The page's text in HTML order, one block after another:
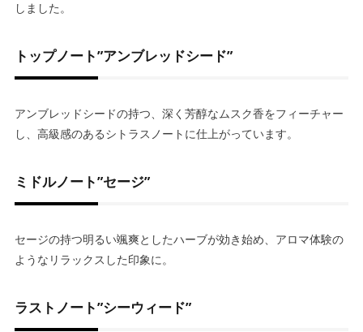
しました。
トップノート”アンブレッドシード”
アンブレッドシードの持つ、深く芳醇なムスク香をフィーチャー
し、高級感のあるシトラスノートに仕上がっています。
ミドルノート”セージ”
セージの持つ明るい颯爽としたハーブが効き始め、アロマ体験の
ようなリラックスした印象に。
ラストノート”シーウィード”